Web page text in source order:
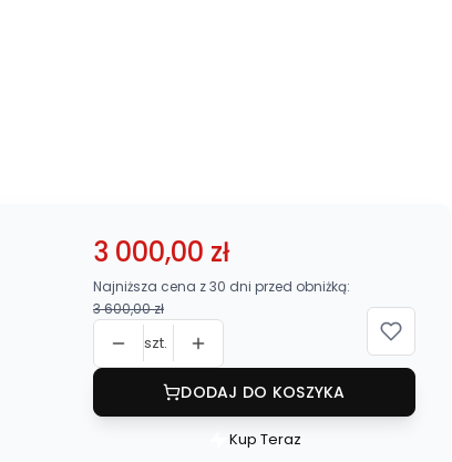
3 000,00 zł
Najniższa cena z 30 dni przed obniżką:
3 600,00 zł
szt.
DODAJ DO KOSZYKA
Szybki
Kup Teraz